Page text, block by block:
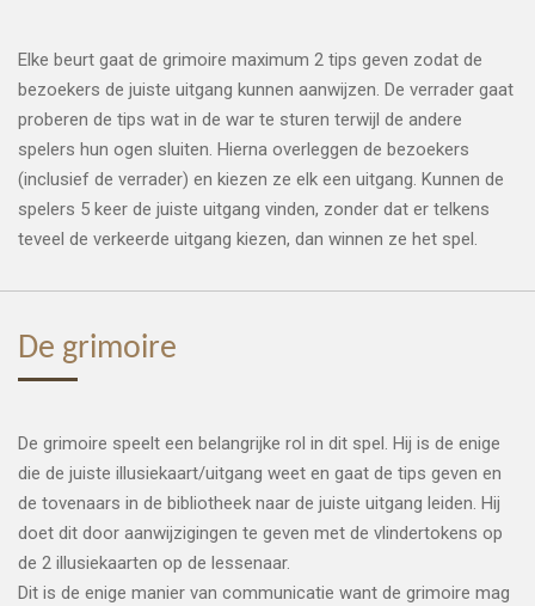
Elke beurt gaat de grimoire maximum 2 tips geven zodat de
bezoekers de juiste uitgang kunnen aanwijzen. De verrader gaat
proberen de tips wat in de war te sturen terwijl de andere
spelers hun ogen sluiten. Hierna overleggen de bezoekers
(inclusief de verrader) en kiezen ze elk een uitgang. Kunnen de
spelers 5 keer de juiste uitgang vinden, zonder dat er telkens
teveel de verkeerde uitgang kiezen, dan winnen ze het spel.
De grimoire
De grimoire speelt een belangrijke rol in dit spel. Hij is de enige
die de juiste illusiekaart/uitgang weet en gaat de tips geven en
de tovenaars in de bibliotheek naar de juiste uitgang leiden. Hij
doet dit door aanwijzigingen te geven met de vlindertokens op
de 2 illusiekaarten op de lessenaar.
Dit is de enige manier van communicatie want de grimoire mag